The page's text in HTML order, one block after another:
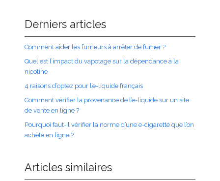
Derniers articles
Comment aider les fumeurs à arrêter de fumer ?
Quel est l’impact du vapotage sur la dépendance à la
nicotine
4 raisons d’optez pour l’e-liquide français
Comment vérifier la provenance de l’e-liquide sur un site
de vente en ligne ?
Pourquoi faut-il vérifier la norme d’une e-cigarette que l’on
achète en ligne ?
Articles similaires